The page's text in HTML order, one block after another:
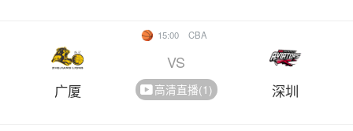
15:00 CBA
广厦
VS
高清直播(1) 深圳